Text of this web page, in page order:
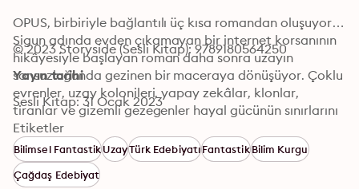
OPUS, birbiriyle bağlantılı üç kısa romandan oluşuyor.
Sigun adında evden çıkamayan bir internet korsanının
hikâyesiyle başlayan roman daha sonra uzayın
sonsuzluğunda gezinen bir maceraya dönüşüyor. Çoklu
evrenler, uzay kolonileri, yapay zekâlar, klonlar,
tiranlar ve gizemli gezegenler hayal gücünün sınırlarını
zorluyor. Orkun Uçar fantazyanın Türkiye’deki en
büyük yazarlarından biri olduğunu bir kez daha
kanıtlıyor. Biz okurlara düşen ise bu görkemli romanın
sayfaları arasında gezinirken aklımıza hâkim olmak.
© 2023 Storyside (Sesli Kitap): 9789180564250
Yayın tarihi
Sesli Kitap: 31 Ocak 2023
Etiketler
Bilimsel FantastikUzayTürk EdebiyatıFantastikBilim Kurgu
Çağdaş Edebiyat